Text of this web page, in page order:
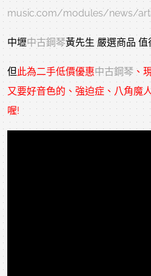
music.com/modules/news/
中壢中古鋼琴黃先生 嚴選商品 值
但此為二手低價優惠中古鋼琴 、
又要好音色的、強迫症、八角魔
喔!